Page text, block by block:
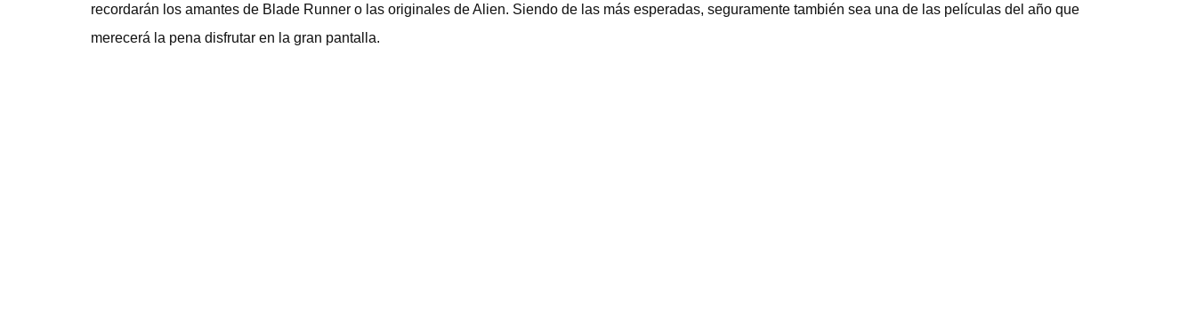
recordarán los amantes de Blade Runner o las originales de Alien. Siendo de las más esperadas, seguramente también sea una de las películas del año que
merecerá la pena disfrutar en la gran pantalla.